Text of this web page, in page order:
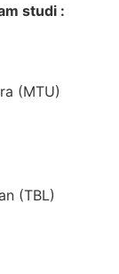
studi :
(MTU)
(TBL)